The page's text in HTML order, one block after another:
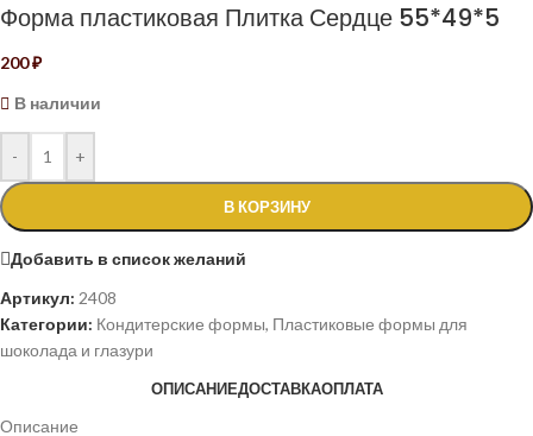
Форма пластиковая Плитка Сердце 55*49*5
200₽
В наличии
- +
В КОРЗИНУ
Добавить в список желаний
Артикул: 2408
Категории: Кондитерские формы, Пластиковые формы для
шоколада и глазури
ОПИСАНИЕДОСТАВКАОПЛАТА
Описание